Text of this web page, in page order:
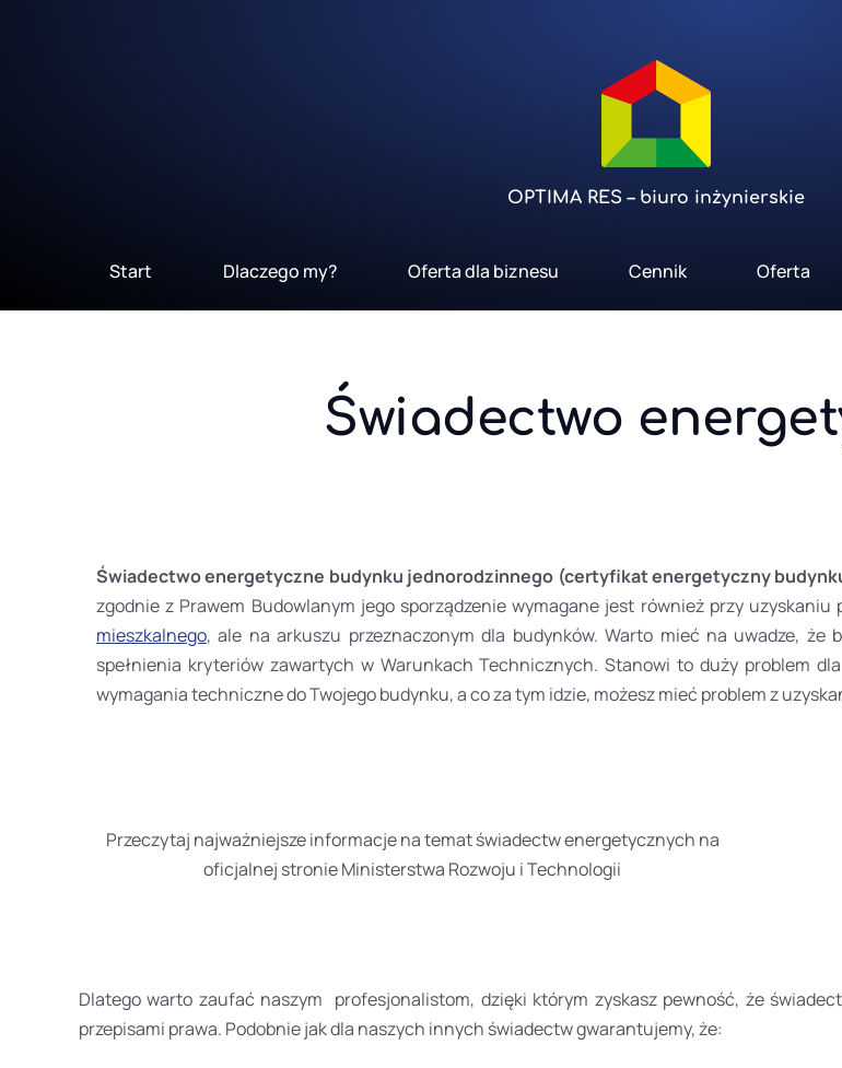
OPTIMA RES – biuro inżynierskie
Start Dlaczego my? Oferta dla biznesu Cennik Oferta
Świadectwo
Świadectwo energetyczne budynku jednorodzinnego (certyfikat energetyczny
zgodnie z Prawem Budowlanym jego sporządzenie wymagane jest również przy
mieszkalnego, ale na arkuszu przeznaczonym dla budynków. Warto mieć na uwadze,
spełnienia kryteriów zawartych w Warunkach Technicznych. Stanowi to duży problem
wymagania techniczne do Twojego budynku, a co za tym idzie, możesz mieć problem z
Przeczytaj najważniejsze informacje na temat świadectw energetycznych na
oficjalnej stronie Ministerstwa Rozwoju i Technologii
Dlatego warto zaufać naszym profesjonalistom, dzięki którym zyskasz pewność, że
przepisami prawa. Podobnie jak dla naszych innych świadectwgwarantujemy, że: